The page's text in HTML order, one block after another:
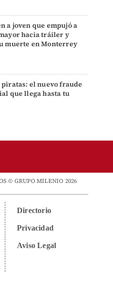
a joven que empujó a
hacia tráiler y
muerte en Monterrey
piratas: el nuevo fraude
que llega hasta tu
© GRUPO MILENIO 2026
Directorio
Privacidad
Aviso Legal